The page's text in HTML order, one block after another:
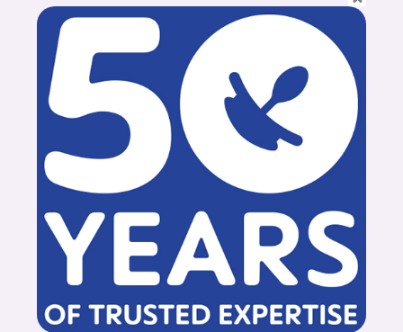
Ο Λογαριασμός Μου
Σύνδεση / Εγγραφή
Σύνδεσμοι
Σχετικά με τη MAM
Η MAM στον κόσμο
Στοιχεία ΜΑΜ Hellas
Εμπορία Βρεφικών ειδών